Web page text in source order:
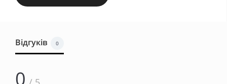
Відгуків 0
0